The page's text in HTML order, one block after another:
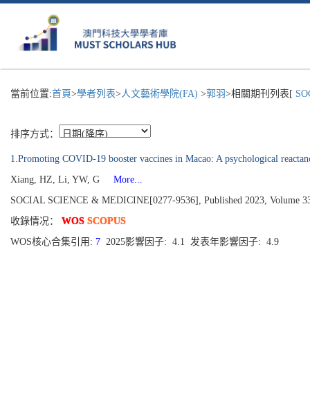
當前位置:首頁>學者列表>人文藝術學院(FA) >郭羽>相關期刊列表[
排序方式：
1.Promoting COVID-19 booster vaccines in Macao: A psychological
Xiang, HZ, Li, YW, G
More...
SOCIAL SCIENCE & MEDICINE[0277-9536], Published 2023, Volume
收錄情况： WOS SCOPUS
WOS核心合集引用: 7 2025影響因子: 4.1 发表年影響因子: 4.9